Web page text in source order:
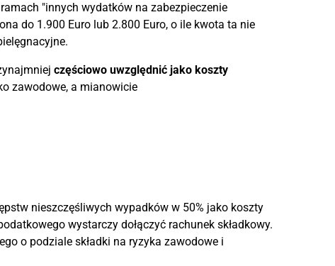
"innych wydatków na zabezpieczenie
do 1.900 Euro lub 2.800 Euro, o ile kwota ta nie
częściowo uwzględnić jako koszty
zawodowe, a mianowicie
nieszczęśliwych wypadków w 50% jako koszty
wystarczy dołączyć rachunek składkowy.
o podziale składki na ryzyka zawodowe i